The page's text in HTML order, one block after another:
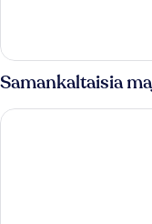
Samankaltaisia
Hotel Hesperia Mallorca